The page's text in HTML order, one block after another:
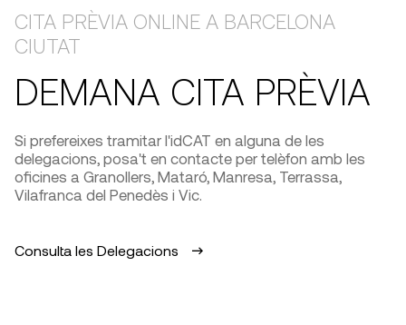
CITA PRÈVIA ONLINE A BARCELONA
CIUTAT
DEMANA CITA PRÈVIA
Si prefereixes tramitar l'idCAT en alguna de les
delegacions, posa't en contacte per telèfon amb les
oficines a Granollers, Mataró, Manresa, Terrassa,
Vilafranca del Penedès i Vic.
Consulta les Delegacions